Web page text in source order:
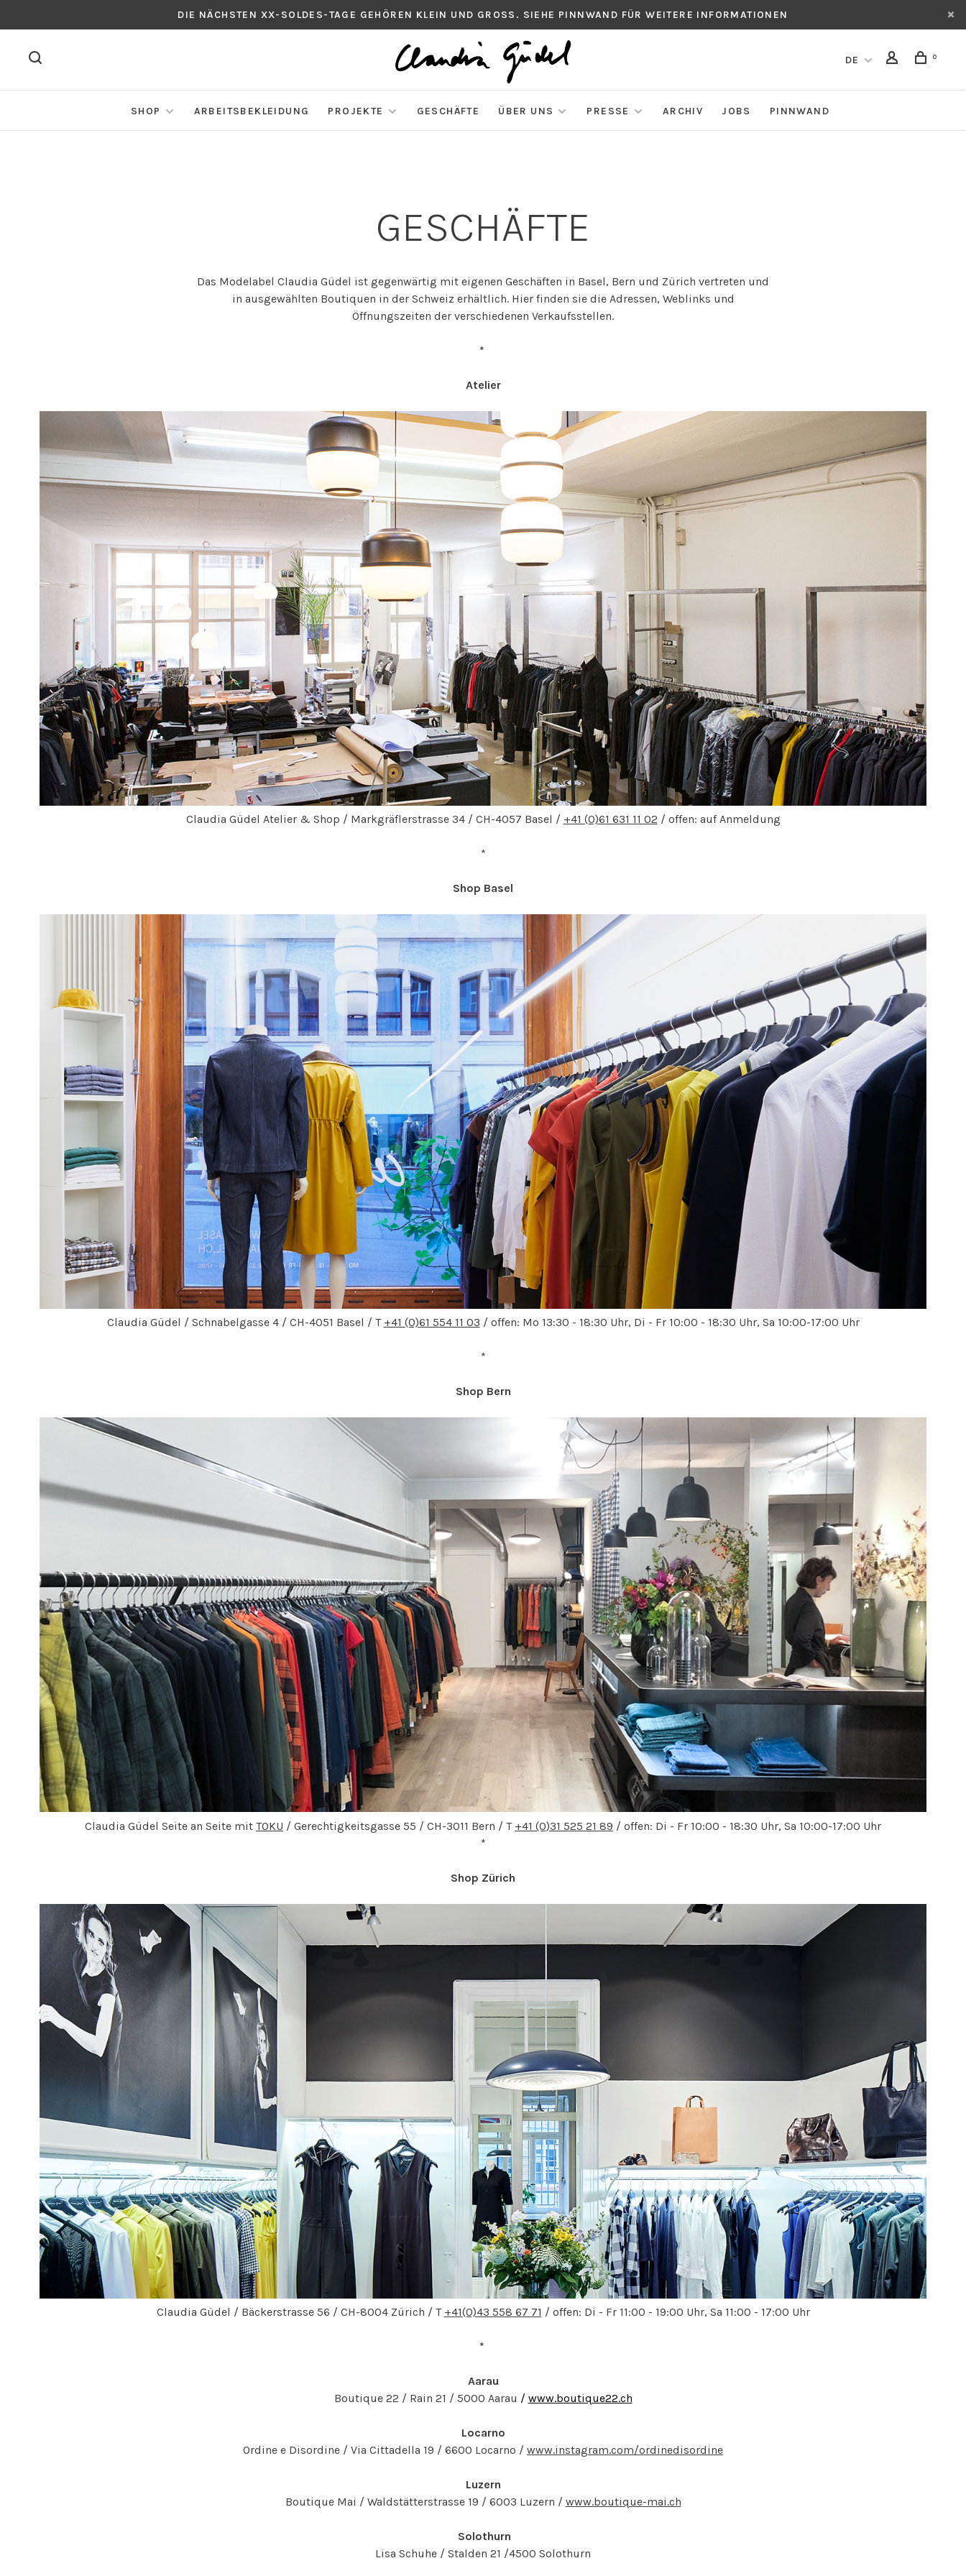
DIE NÄCHSTEN XX-SOLDES-TAGE GEHÖREN KLEIN UND GROSS. SIEHE PINNWAND FÜR WEITERE INFORMATIONEN
DE 0
SHOP ARBEITSBEKLEIDUNG PROJEKTE GESCHÄFTE ÜBER UNS PRESSE ARCHIV JOBS PINNWAND
GESCHÄFTE
Das Modelabel Claudia Güdel ist gegenwärtig mit eigenen Geschäften in Basel, Bern und Zürich vertreten und
in ausgewählten Boutiquen in der Schweiz erhältlich. Hier finden sie die Adressen, Weblinks und
Öffnungszeiten der verschiedenen Verkaufsstellen.
*
Atelier
Claudia Güdel Atelier & Shop / Markgräflerstrasse 34 / CH-4057 Basel / +41 (0)61 631 11 02 / offen: auf Anmeldung
*
Shop Basel
Claudia Güdel / Schnabelgasse 4 / CH-4051 Basel / T +41 (0)61 554 11 03 / offen: Mo 13:30 - 18:30 Uhr, Di - Fr 10:00 - 18:30 Uhr, Sa 10:00-17:00 Uhr
*
Shop Bern
Claudia Güdel Seite an Seite mit TOKU / Gerechtigkeitsgasse 55 / CH-3011 Bern / T +41 (0)31 525 21 89 / offen: Di - Fr 10:00 - 18:30 Uhr, Sa 10:00-17:00 Uhr
*
Shop Zürich
Claudia Güdel / Bäckerstrasse 56 / CH-8004 Zürich / T +41(0)43 558 67 71 / offen: Di - Fr 11:00 - 19:00 Uhr, Sa 11:00 - 17:00 Uhr
*
Aarau
Boutique 22 / Rain 21 / 5000 Aarau / www.boutique22.ch
Locarno
Ordine e Disordine / Via Cittadella 19 / 6600 Locarno / www.instagram.com/ordinedisordine
Luzern
Boutique Mai / Waldstätterstrasse 19 / 6003 Luzern / www.boutique-mai.ch
Solothurn
Lisa Schuhe / Stalden 21 /4500 Solothurn